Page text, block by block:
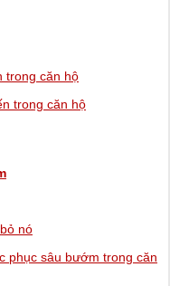
​​trong căn hộ
​​trong căn hộ
nó
phục sâu bướm trong căn